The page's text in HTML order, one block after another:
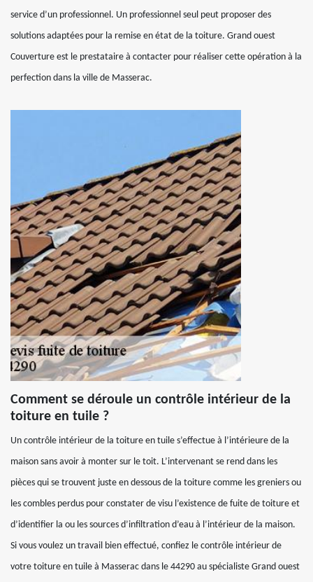
service d’un professionnel. Un professionnel seul peut proposer des
solutions adaptées pour la remise en état de la toiture. Grand ouest
Couverture est le prestataire à contacter pour réaliser cette opération à la
perfection dans la ville de Masserac.
Comment se déroule un contrôle intérieur de la
toiture en tuile ?
Un contrôle intérieur de la toiture en tuile s’effectue à l’intérieure de la
maison sans avoir à monter sur le toit. L’intervenant se rend dans les
pièces qui se trouvent juste en dessous de la toiture comme les greniers ou
les combles perdus pour constater de visu l’existence de fuite de toiture et
d’identifier la ou les sources d’infiltration d’eau à l’intérieur de la maison.
Si vous voulez un travail bien effectué, confiez le contrôle intérieur de
votre toiture en tuile à Masserac dans le 44290 au spécialiste Grand ouest